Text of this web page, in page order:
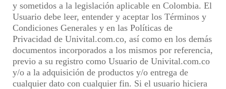
y sometidos a la legislación aplicable en Colombia. El
Usuario debe leer, entender y aceptar los Términos y
Condiciones Generales y en las Políticas de
Privacidad de Univital.com.co, así como en los demás
documentos incorporados a los mismos por referencia,
previo a su registro como Usuario de Univital.com.co
y/o a la adquisición de productos y/o entrega de
cualquier dato con cualquier fin. Si el usuario hiciera